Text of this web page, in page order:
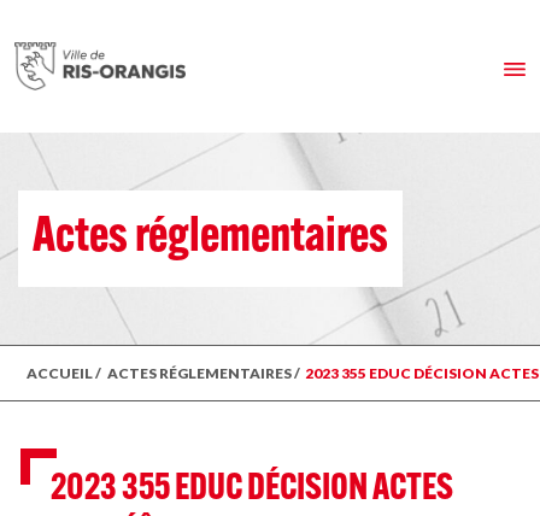
Actes réglementaires
ACCUEIL/ ACTES RÉGLEMENTAIRES/ 2023 355 EDUC DÉCISION
2023 355 EDUC DÉCISION ACTES